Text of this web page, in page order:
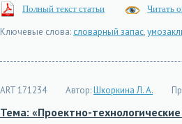
Полный текст статьи Читать
Ключевые слова: словарный запас,
ART 171234 Автор:Шкоркина Л. А.
Тема: «Проектно-